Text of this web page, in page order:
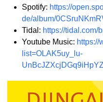
Spotify: https://
de/album/
Tidal: https://tidal.com/
Youtube Music: https://
list=OLAK5uy_lu-